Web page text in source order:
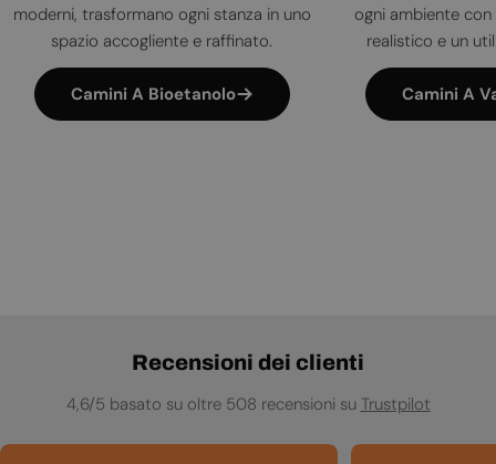
moderni, trasformano ogni stanza in uno
spazio accogliente e raffinato.
Camini A Bioetanolo
ogni ambiente
realistico e un
Camini A
Recensioni dei clienti
4,6/5 basato su oltre 508 recensioni su Trustpilot